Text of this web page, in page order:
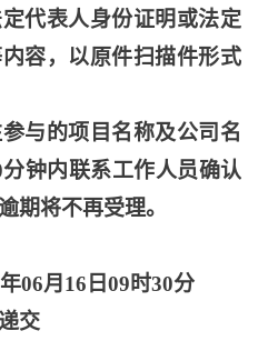
代表人身份证明或法定
容，以原件扫描件形式
与的项目名称及公司名
分钟内联系工作人员确认
期将不再受理。
06月16日09时30分
交